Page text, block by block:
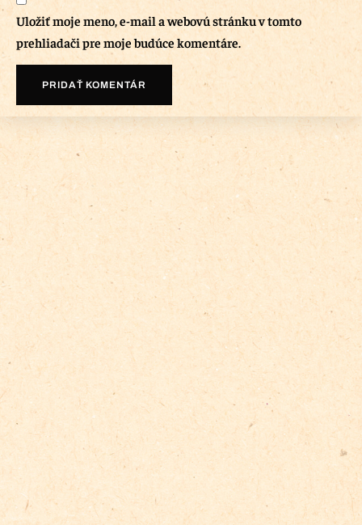
Uložiť moje meno, e-mail a webovú stránku v tomto
prehliadači pre moje budúce komentáre.